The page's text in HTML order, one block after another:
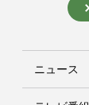
ニュース